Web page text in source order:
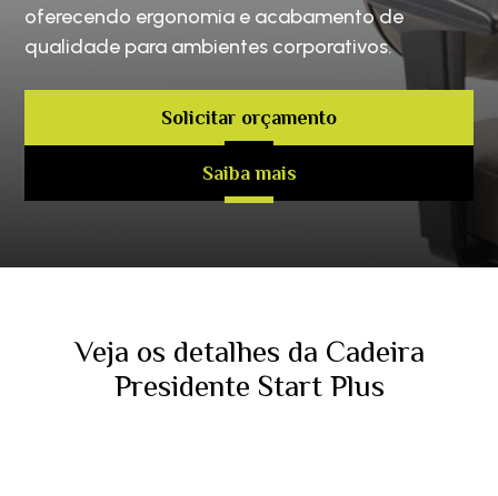
oferecendo ergonomia e acabamento de
qualidade para ambientes corporativos.
Solicitar orçamento
Saiba mais
Veja os detalhes da Cadeira
Presidente Start Plus